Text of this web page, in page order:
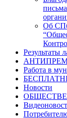
Об
Результаты
Работа в
Новости